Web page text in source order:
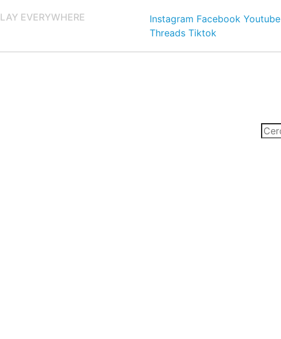
EVERYWHERE Instagram Facebook Youtube
Threads Tiktok